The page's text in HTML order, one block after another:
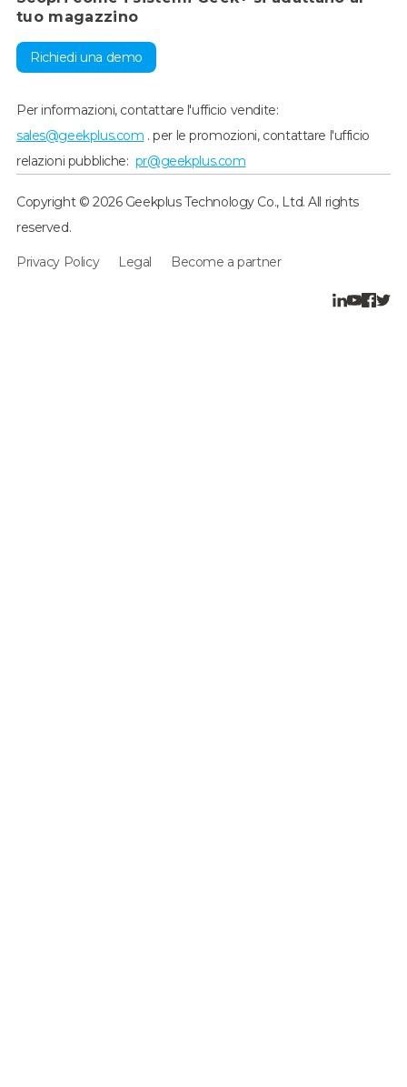
tuo magazzino
Richiedi una demo
Per informazioni, contattare l'ufficio vendite:
sales@geekplus.com . per le promozioni, contattare l'ufficio
relazioni pubbliche: pr@geekplus.com
Copyright © 2026 Geekplus Technology Co., Ltd. All rights
reserved.
Privacy Policy Legal Become a partner